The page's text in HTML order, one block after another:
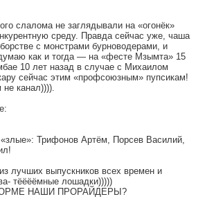
слалома не заглядывали на «огонёк»
среду. Правда сейчас уже, чаша
с монстрами бурноводерами, и
как и тогда — на «фесте Мзымта» 15
10 лет назад в случае с Михаилом
сейчас этим «профсоюзным» пупсикам!
канал)))).
Трифонов Артём, Порсев Василий,
лучших выпускников всех времен и
тёёёёмные лошадки)))))
ФОРМЕ НАШИ ПРОРАЙДЕРЫ?